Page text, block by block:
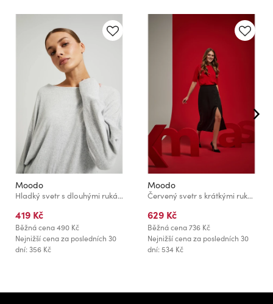
Moodo
Hladký svetr s dlouhými rukávy šedý Moodo
419 Kč
Běžná cena490 Kč
Nejnižší cena za posledních 30
dní: 356 Kč
Moodo
Červený svetr s krátkými rukávy Moodo
629 Kč
Běžná cena736 Kč
Nejnižší cena za posledních 30
dní: 534 Kč